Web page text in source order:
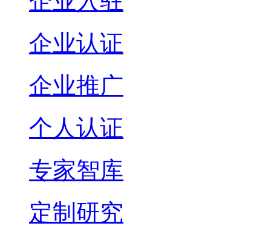
企业认证
企业推广
个人认证
专家智库
定制研究